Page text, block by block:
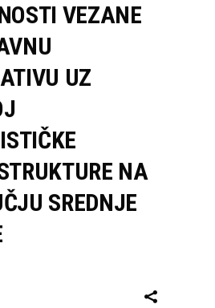
VEZANE
UZ
NA
SREDNJE